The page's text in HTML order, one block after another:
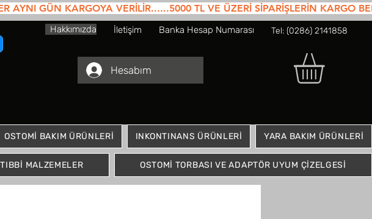
GÜN KARGOYA VERİLİR......5000 TL VE ÜZERİ SİPARİŞLERİN KARGO
Hakkımızda İletişim Banka Hesap Numarası
Hesabım
Tel: (0286) 2141858
OSTOMİ BAKIM ÜRÜNLERİ INKONTINANS ÜRÜNLERİ YARA BAKIM ÜRÜNLERİ
MALZEMELER OSTOMİ TORBASI VE ADAPTÖR UYUM ÇİZELGESİ